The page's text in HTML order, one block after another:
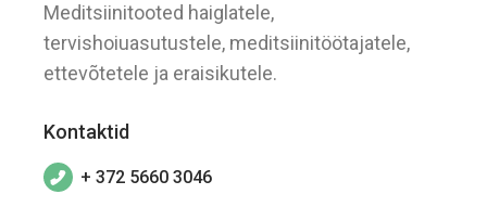
Meditsiinitooted haiglatele,
tervishoiuasutustele, meditsiinitöötajatele,
ettevõtetele ja eraisikutele.
Kontaktid
+ 372 5660 3046